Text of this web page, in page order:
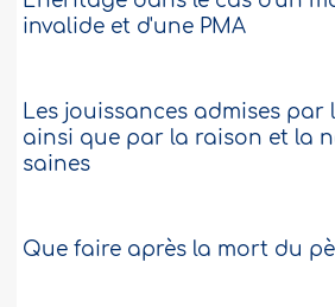
invalide et d'une PMA
Les jouissances admises par
ainsi que par la raison et la
saines
Que faire après la mort du